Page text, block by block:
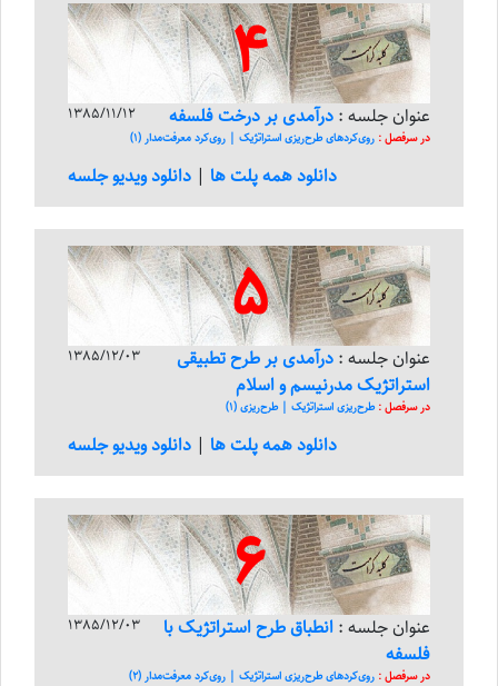
4
1385/11/12 عنوان جلسه : درآمدی بر درخت فلسفه
در سرفصل : روی‌کرد‌های طرح‌ریزی استراتژیک | روی‌کرد معرفت‌مدار (1)
دانلود همه پلت ها | دانلود ویدیو جلسه
5
1385/12/03 عنوان جلسه : درآمدی بر طرح تطبیقی
استراتژیک مدرنیسم و اسلام
در سرفصل :طرح‌ریزی استراتژیک | طرح‌ریزی (1)
دانلود همه پلت ها | دانلود ویدیو جلسه
6
1385/12/03 عنوان جلسه : انطباق طرح استراتژیک با
فلسفه
در سرفصل : روی‌کرد‌های طرح‌ریزی استراتژیک | روی‌کرد معرفت‌مدار (2)